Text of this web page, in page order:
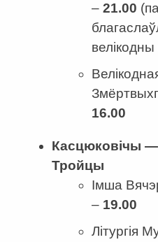
–21.00
велікодны
16.00
Касцюковічы
Тройцы
Імша
– 19.00
Літургія